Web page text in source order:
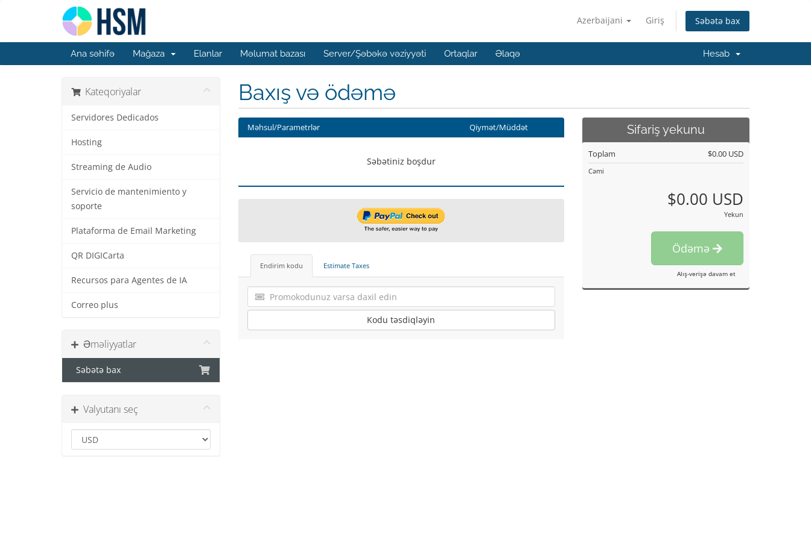
Azerbaijani Giriş Səbətə bax
Ana səhifə Mağaza Elanlar Məlumat bazası Server/Şəbəkə vəziyyəti Ortaqlar Əlaqə Hesab
Kateqoriyalar
Servidores Dedicados
Hosting
Streaming de Audio
Servicio de mantenimiento y
soporte
Plataforma de Email Marketing
QR DIGICarta
Recursos para Agentes de IA
Correo plus
Əməliyyatlar
Səbətə bax
Valyutanı seç
Baxış və ödəmə
Məhsul/Parametrlər Qiymət/Müddət
Səbətiniz boşdur
Endirim kodu Estimate Taxes
Kodu təsdiqləyin
Sifariş yekunu
Toplam $0.00 USD
Cəmi
$0.00 USD
Yekun
Ödəmə
Alış-verişə davam et